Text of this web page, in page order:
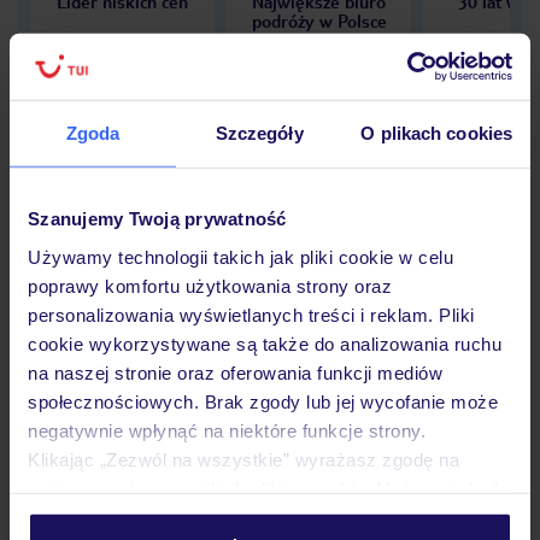
Zgoda Szczegóły O plikach cookies
Szanujemy Twoją prywatność
Używamy technologii takich jak pliki cookie w celu
poprawy komfortu użytkowania strony oraz
personalizowania wyświetlanych treści i reklam. Pliki
cookie wykorzystywane są także do analizowania ruchu
na naszej stronie oraz oferowania funkcji mediów
społecznościowych. Brak zgody lub jej wycofanie może
negatywnie wpłynąć na niektóre funkcje strony.
Klikając „Zezwól na wszystkie” wyrażasz zgodę na
personalizować swój wybór wchodząc w zakładkę
podróży w Polsce
Opinie
Pokoje
Wyżywienie